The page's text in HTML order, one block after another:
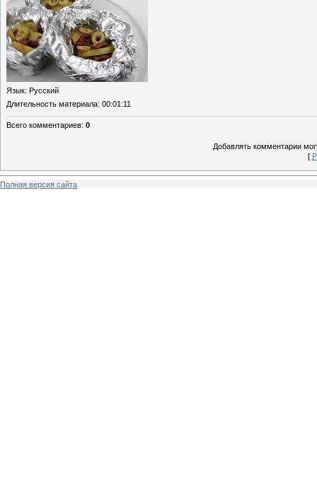
Язык: Русский
Длительность материала: 00:01:11
Всего комментариев: 0
Добавлять комментарии
[
Полная версия сайта